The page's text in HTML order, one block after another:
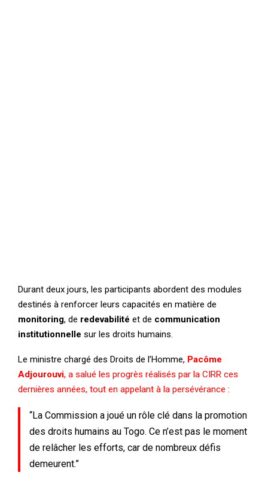
Durant deux jours, les participants abordent des modules
destinés à renforcer leurs capacités en matière de
monitoring, de redevabilité et de communication
institutionnelle sur les droits humains.
Le ministre chargé des Droits de l’Homme, Pacôme
Adjourouvi, a salué les progrès réalisés par la CIRR ces
dernières années, tout en appelant à la persévérance :
“La Commission a joué un rôle clé dans la promotion
des droits humains au Togo. Ce n’est pas le moment
de relâcher les efforts, car de nombreux défis
demeurent.”